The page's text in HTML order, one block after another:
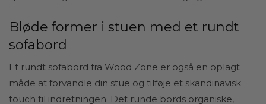
Bløde former i stuen med et rundt
sofabord
Et rundt sofabord fra Wood Zone er også en oplagt
måde at forvandle din stue og tilføje et skandinavisk
touch til indretningen. Det runde bords organiske,